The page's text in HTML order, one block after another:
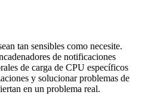
tan sensibles como necesite.
de notificaciones
de carga de CPU específicos
y solucionar problemas de
en un problema real.